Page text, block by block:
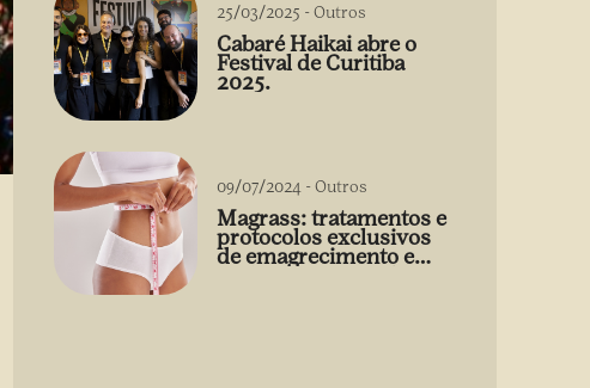
25/03/2025 -Outros
Cabaré Haikai abre o
Festival de Curitiba
2025.
09/07/2024 -Outros
Magrass: tratamentos e
protocolos exclusivos
de emagrecimento e
estética sem uso de